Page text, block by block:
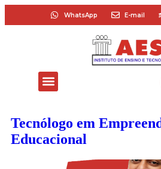
WhatsApp E-mail
Tecnólogo em
Educacional